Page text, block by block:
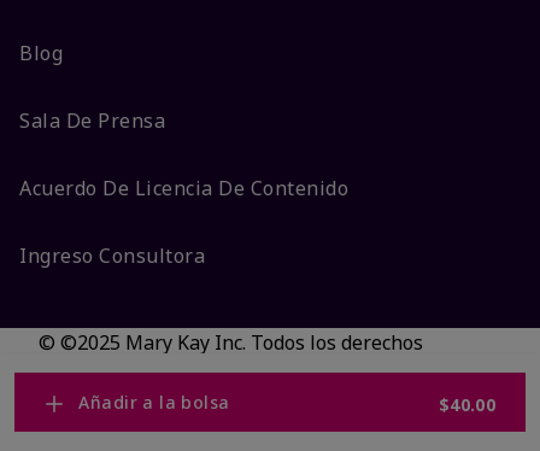
Añadir a la bolsa $40.00
Blog
Sala De Prensa
Acuerdo De Licencia De Contenido
Ingreso Consultora
© ©2025 Mary Kay Inc. Todos los derechos
reservados.
No vender/Preferencias de cookies